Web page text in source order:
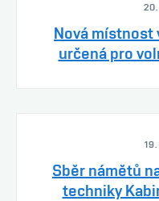
Nová místnost
určená pro
Sběr námětů
techniky